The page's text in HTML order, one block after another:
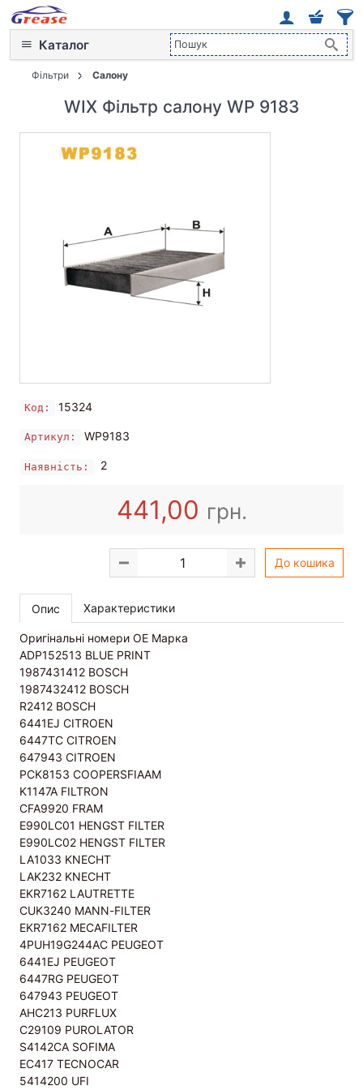
Каталог
Фільтри Салону
WIX Фільтр салону WP 9183
Код: 15324
Артикул: WP9183
Наявність: 2
441,00 грн.
До кошика
Опис Характеристики
Оригінальні номери OE Марка
ADP152513 BLUE PRINT
1987431412 BOSCH
1987432412 BOSCH
R2412 BOSCH
6441EJ CITROEN
6447TC CITROEN
647943 CITROEN
PCK8153 COOPERSFIAAM
K1147A FILTRON
CFA9920 FRAM
E990LC01 HENGST FILTER
E990LC02 HENGST FILTER
LA1033 KNECHT
LAK232 KNECHT
EKR7162 LAUTRETTE
CUK3240 MANN-FILTER
EKR7162 MECAFILTER
4PUH19G244AC PEUGEOT
6441EJ PEUGEOT
6447RG PEUGEOT
647943 PEUGEOT
AHC213 PURFLUX
C29109 PUROLATOR
S4142CA SOFIMA
EC417 TECNOCAR
5414200 UFI